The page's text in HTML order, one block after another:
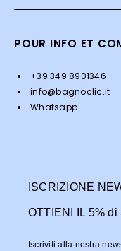
POUR INFO ET
+39 349 8901346
info@bagnoclic.it
Whatsapp
ISCRIZIONE
OTTIENI IL 5% di
Iscriviti alla nostra